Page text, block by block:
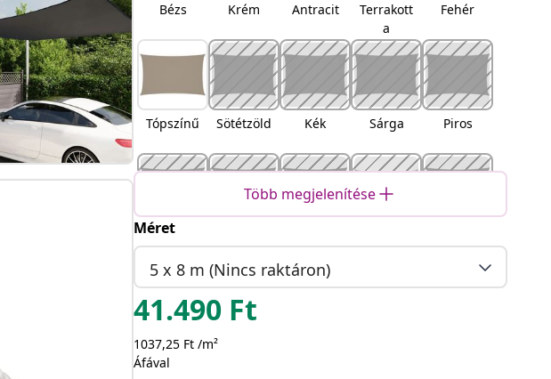
Bézs Krém Antracit
Terrakott
a
Fehér
Tópszínű Sötétzöld Kék Sárga Piros
Narancss
narancss
árga és
Több megjelenítése
Méret
5 x 8 m (Nincs raktáron)
41.490 Ft
1037,25 Ft /m²
Áfával